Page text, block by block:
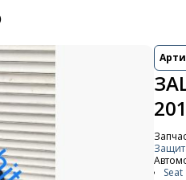
Seat